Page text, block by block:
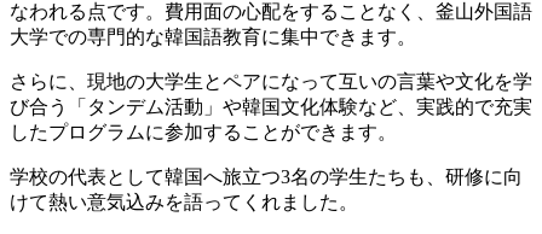
なわれる点です。費用面の心配をすることなく、釜山外国語
大学での専門的な韓国語教育に集中できます。
さらに、現地の大学生とペアになって互いの言葉や文化を学
び合う「タンデム活動」や韓国文化体験など、実践的で充実
したプログラムに参加することができます。
学校の代表として韓国へ旅立つ3名の学生たちも、研修に向
けて熱い意気込みを語ってくれました。